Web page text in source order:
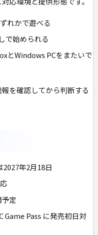
れかで遊べる
で始められる
とWindows PCをまたいで
を確認してから判断する
年2月18日
定
Game Pass に発売初日対